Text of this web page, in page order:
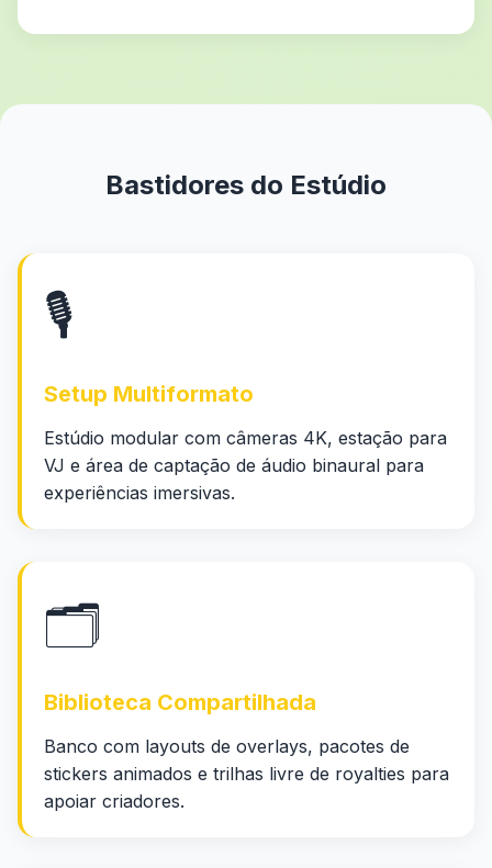
Bastidores do Estúdio
🎙️
Setup Multiformato
Estúdio modular com câmeras 4K, estação para
VJ e área de captação de áudio binaural para
experiências imersivas.
🗂️
Biblioteca Compartilhada
Banco com layouts de overlays, pacotes de
stickers animados e trilhas livre de royalties para
apoiar criadores.